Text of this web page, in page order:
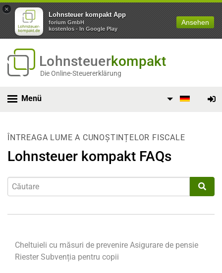
×
Lohnsteuer kompakt App
forium GmbH
kostenlos - In Google Play
Ansehen
Lohnsteuerkompakt
Die Online-Steuererklärung
Menü
ÎNTREAGA LUME A CUNOȘTINȚELOR FISCALE
Lohnsteuer kompakt FAQs
Cheltuieli cu măsuri de prevenire Asigurare de pensie
Riester Subvenția pentru copii